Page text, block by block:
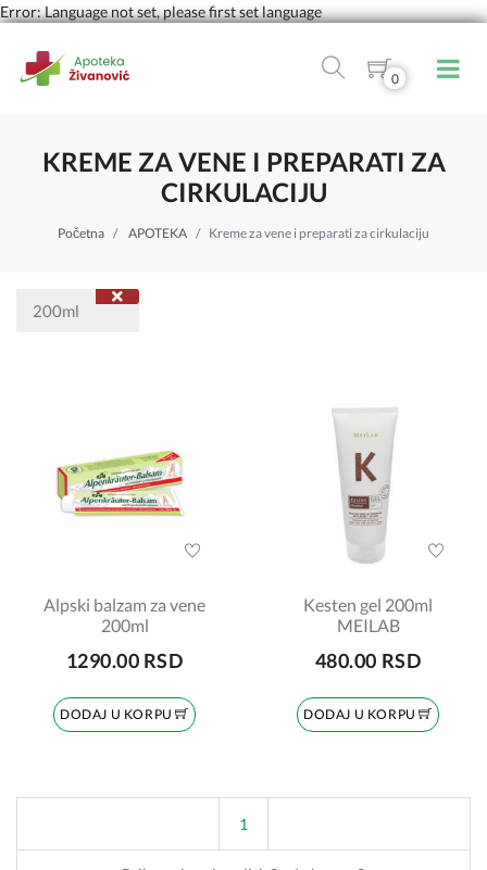
Error: Language not set, please first set language
0
KREME ZA VENE I PREPARATI ZA
CIRKULACIJU
Početna APOTEKA Kreme za vene i preparati za cirkulaciju
200ml
Alpski balzam za vene
200ml
1290.00 RSD
DODAJ U KORPU
Kesten gel 200ml
MEILAB
480.00 RSD
DODAJ U KORPU
1